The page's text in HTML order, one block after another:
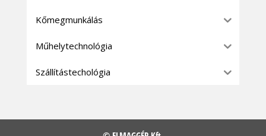
Kőmegmunkálás
Műhelytechnológia
Szállítástechológia